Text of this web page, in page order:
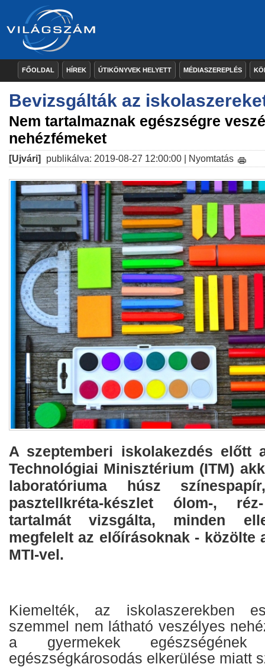
FŐOLDAL HÍREK ÚTIKÖNYVEK HELYETT MÉDIASZEREPLÉS
Bevizsgálták az
Nem tartalmaznak egészségre
nehézfémeket
[Ujvári] publikálva: 2019-08-27 12:00:00 | Nyomtatás
A szeptemberi iskolakezdés előtt
Technológiai Minisztérium (ITM)
laboratóriuma húsz
pasztellkréta-készlet ólom-,
tartalmát vizsgálta, minden
megfelelt az előírásoknak - közölte
MTI-vel.
Kiemelték, az iskolaszerekben
szemmel nem látható veszélyes
a gyermekek
egészségkárosodás elkerülése miatt